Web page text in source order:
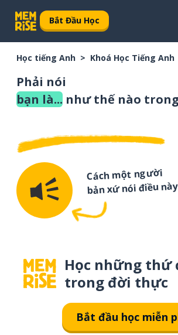
Bắt Đầu Học
Học tiếng Anh Khoá Học Tiếng Anh
Phải nói
bạn là... như thế nào
Cách một người
bản xứ nói điều này
Học những thứ
trong đời thực
Bắt đầu học miễn